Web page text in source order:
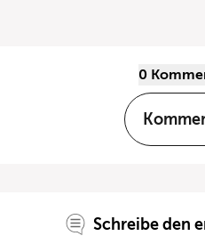
0
Schreibe den